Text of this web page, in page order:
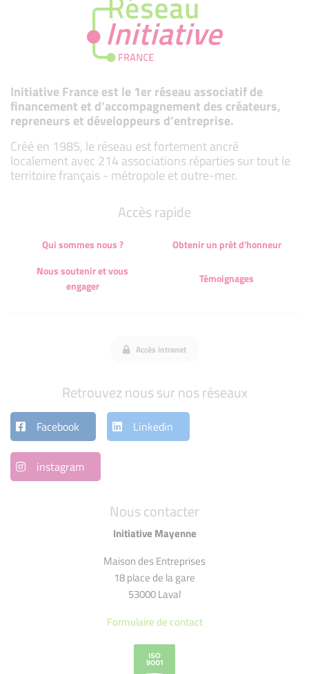
Initiative France est le 1er réseau associatif de
financement et d’accompagnement des créateurs,
repreneurs et développeurs d’entreprise.
Créé en 1985, le réseau est fortement ancré
localement avec 214 associations réparties sur tout le
territoire français - métropole et outre-mer.
Nous contacter
Initiative Mayenne
Maison des Entreprises
18 place de la gare
53000 Laval
Formulaire de contact
Accès rapide
Qui sommes nous ?
Obtenir un prêt d'honneur
Nous soutenir et vous
engager
Témoignages
Accès intranet
Retrouvez nous sur nos réseaux
Facebook Linkedin
instagram